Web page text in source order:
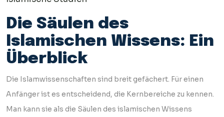
Die Säulen des
Islamischen Wissens: Ein
Überblick
Die Islamwissenschaften sind breit gefächert. Für einen
Anfänger ist es entscheidend, die Kernbereiche zu kennen.
Man kann sie als die Säulen des islamischen Wissens